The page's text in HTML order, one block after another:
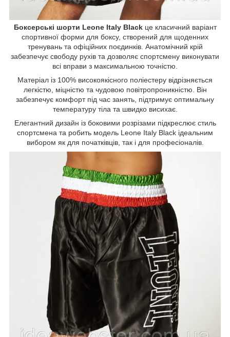
Боксерські шорти Leone Italy Blackце класичний варіант
спортивної форми для боксу, створений для щоденних
тренувань та офіційних поєдинків. Анатомічний крій
забезпечує свободу рухів та дозволяє спортсмену виконувати
всі вправи з максимальною точністю.
Матеріал із 100% високоякісного поліестеру відрізняється
легкістю, міцністю та чудовою повітропроникністю. Він
забезпечує комфорт під час занять, підтримує оптимальну
температуру тіла та швидко висихає.
Елегантний дизайн із боковими розрізами підкреслює стиль
спортсмена та робить модель Leone Italy Black ідеальним
вибором як для початківців, так і для професіоналів.